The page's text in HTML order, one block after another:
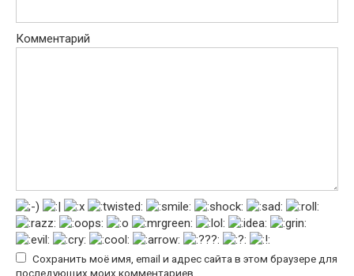
Комментарий
Сохранить моё имя, email и адрес сайта в этом браузере для
последующих моих комментариев.